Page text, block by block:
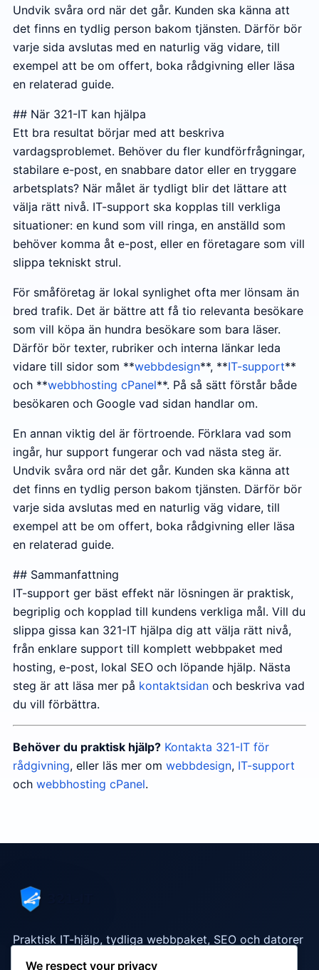
Undvik svåra ord när det går. Kunden ska känna att
det finns en tydlig person bakom tjänsten. Därför bör
varje sida avslutas med en naturlig väg vidare, till
exempel att be om offert, boka rådgivning eller läsa
en relaterad guide.
## När 321-IT kan hjälpa
Ett bra resultat börjar med att beskriva
vardagsproblemet. Behöver du fler kundförfrågningar,
stabilare e-post, en snabbare dator eller en tryggare
arbetsplats? När målet är tydligt blir det lättare att
välja rätt nivå. IT-support ska kopplas till verkliga
situationer: en kund som vill ringa, en anställd som
behöver komma åt e-post, eller en företagare som vill
slippa tekniskt strul.
För småföretag är lokal synlighet ofta mer lönsam än
bred trafik. Det är bättre att få tio relevanta besökare
som vill köpa än hundra besökare som bara läser.
Därför bör texter, rubriker och interna länkar leda
vidare till sidor som **webbdesign**, **IT-support**
och **webbhosting cPanel**. På så sätt förstår både
besökaren och Google vad sidan handlar om.
En annan viktig del är förtroende. Förklara vad som
ingår, hur support fungerar och vad nästa steg är.
Undvik svåra ord när det går. Kunden ska känna att
det finns en tydlig person bakom tjänsten. Därför bör
varje sida avslutas med en naturlig väg vidare, till
exempel att be om offert, boka rådgivning eller läsa
en relaterad guide.
## Sammanfattning
IT-support ger bäst effekt när lösningen är praktisk,
begriplig och kopplad till kundens verkliga mål. Vill du
slippa gissa kan 321-IT hjälpa dig att välja rätt nivå,
från enklare support till komplett webbpaket med
hosting, e-post, lokal SEO och löpande hjälp. Nästa
steg är att läsa mer på kontaktsidan och beskriva vad
du vill förbättra.
Behöver du praktisk hjälp? Kontakta 321-IT för
rådgivning, eller läs mer om webbdesign, IT-support
och webbhosting cPanel.
Praktisk IT-hjälp, tydliga webbpaket, SEO och datorer
We respect your privacy